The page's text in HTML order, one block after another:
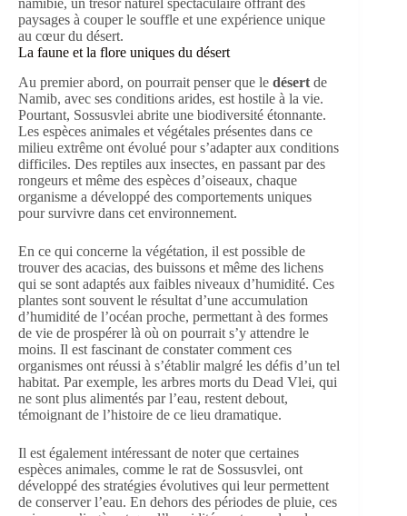
La faune et la flore uniques du désert
Au premier abord, on pourrait penser que le désert de
Namib, avec ses conditions arides, est hostile à la vie.
Pourtant, Sossusvlei abrite une biodiversité étonnante.
Les espèces animales et végétales présentes dans ce
milieu extrême ont évolué pour s’adapter aux conditions
difficiles. Des reptiles aux insectes, en passant par des
rongeurs et même des espèces d’oiseaux, chaque
organisme a développé des comportements uniques
pour survivre dans cet environnement.
En ce qui concerne la végétation, il est possible de
trouver des acacias, des buissons et même des lichens
qui se sont adaptés aux faibles niveaux d’humidité. Ces
plantes sont souvent le résultat d’une accumulation
d’humidité de l’océan proche, permettant à des formes
de vie de prospérer là où on pourrait s’y attendre le
moins. Il est fascinant de constater comment ces
organismes ont réussi à s’établir malgré les défis d’un tel
habitat. Par exemple, les arbres morts du Dead Vlei, qui
ne sont plus alimentés par l’eau, restent debout,
témoignant de l’histoire de ce lieu dramatique.
Il est également intéressant de noter que certaines
espèces animales, comme le rat de Sossusvlei, ont
développé des stratégies évolutives qui leur permettent
de conserver l’eau. En dehors des périodes de pluie, ces